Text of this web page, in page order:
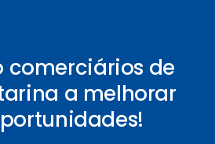
comerciários de
a melhorar